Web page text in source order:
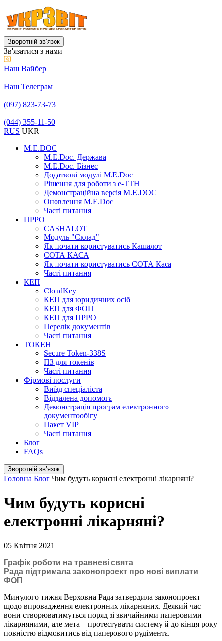
Зворотній звʼязок
Зв'язатися з нами
Наш Вайбер
Наш Телеграм
(097) 823-73-73
(044) 355-11-50
RUS UKR
M.E.DOC
M.E.Doc. Держава
M.E.Doc. Бізнес
Додаткові модулі M.E.Doc
Рішення для роботи з е-ТТН
Демонстраційна версія M.E.DOC
Оновлення M.E.Doc
Часті питання
ПРРО
CASHALOT
Модуль "Склад"
Як почати користуватись Кашалот
СОТА КАСА
Як почати користуватись СОТА Каса
Часті питання
КЕП
CloudKey
КЕП для юридичних осіб
КЕП для ФОП
КЕП для ПРРО
Перелік документів
Часті питання
ТОКЕН
Secure Token-338S
ПЗ для токенів
Часті питання
Фірмові послуги
Виїзд спеціаліста
Віддалена допомога
Демонстрація програм електронного
документообігу
Пакет VIP
Часті питання
Блог
FAQs
Зворотній звʼязок
Головна Блог Чим будуть корисні електронні лікарняні?
Чим будуть корисні
електронні лікарняні?
05 Квітня 2021
Графік роботи на травневі свята
Рада підтримала законопроект про нові виплати
ФОП
Минулого тижня Верховна Рада затвердила законопроект
щодо впровадження електронних лікарняних. Деякий час
вони створюватимуться поряд зі звичайними паперовими
лікарняними, але мета – протестувати систему й до кінця року
повністю відмовитись від паперового рудімента.